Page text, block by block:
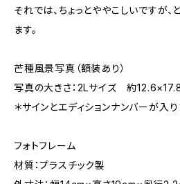
それでは、ちょっとややこしいですが、
ます。
芒種風景写真（額装あり）
写真の大きさ：2Lサイズ 約
＊サインとエディションナンバーが入り
フォトフレーム
材質：プラスチック製